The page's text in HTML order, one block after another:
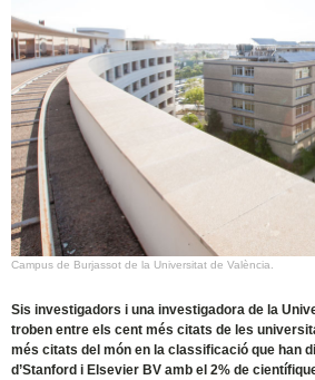
Campus de Burjassot de la Universitat de València.
Sis investigadors i una investigadora de la
troben entre els cent més citats de les
més citats del món en la classificació que han
d’Stanford i Elsevier BV amb el 2% de